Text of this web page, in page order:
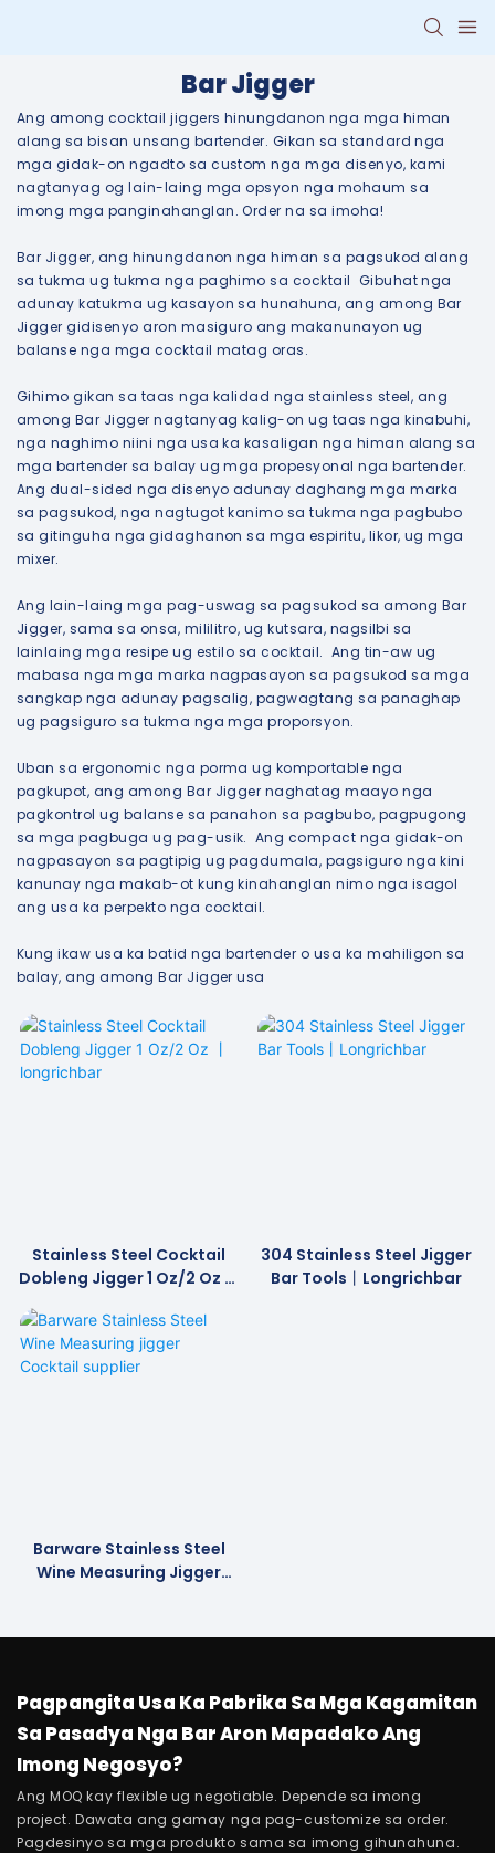
Bar Jigger
Ang among cocktail jiggers hinungdanon nga mga himan
alang sa bisan unsang bartender. Gikan sa standard nga
mga gidak-on ngadto sa custom nga mga disenyo, kami
nagtanyag og lain-laing mga opsyon nga mohaum sa
imong mga panginahanglan. Order na sa imoha!
Bar Jigger, ang hinungdanon nga himan sa pagsukod alang
sa tukma ug tukma nga paghimo sa cocktail Gibuhat nga
adunay katukma ug kasayon ​​sa hunahuna, ang among Bar
Jigger gidisenyo aron masiguro ang makanunayon ug
balanse nga mga cocktail matag oras.
Gihimo gikan sa taas nga kalidad nga stainless steel, ang
among Bar Jigger nagtanyag kalig-on ug taas nga kinabuhi,
nga naghimo niini nga usa ka kasaligan nga himan alang sa
mga bartender sa balay ug mga propesyonal nga bartender.
Ang dual-sided nga disenyo adunay daghang mga marka
sa pagsukod, nga nagtugot kanimo sa tukma nga pagbubo
sa gitinguha nga gidaghanon sa mga espiritu, likor, ug mga
mixer.
Ang lain-laing mga pag-uswag sa pagsukod sa among Bar
Jigger, sama sa onsa, mililitro, ug kutsara, nagsilbi sa
lainlaing mga resipe ug estilo sa cocktail. Ang tin-aw ug
mabasa nga mga marka nagpasayon ​​sa pagsukod sa mga
sangkap nga adunay pagsalig, pagwagtang sa panaghap
ug pagsiguro sa tukma nga mga proporsyon.
Uban sa ergonomic nga porma ug komportable nga
pagkupot, ang among Bar Jigger naghatag maayo nga
pagkontrol ug balanse sa panahon sa pagbubo, pagpugong
sa mga pagbuga ug pag-usik. Ang compact nga gidak-on
nagpasayon ​​sa pagtipig ug pagdumala, pagsiguro nga kini
kanunay nga makab-ot kung kinahanglan nimo nga isagol
ang usa ka perpekto nga cocktail.
Kung ikaw usa ka batid nga bartender o usa ka mahiligon sa
balay, ang among Bar Jigger usa
Stainless Steel Cocktail
Dobleng Jigger 1 Oz/2 Oz 丨
304 Stainless Steel Jigger
Bar Tools丨Longrichbar
Barware Stainless Steel
Wine Measuring Jigger
Pagpangita Usa Ka Pabrika Sa Mga Kagamitan
Sa Pasadya Nga Bar Aron Mapadako Ang
Imong Negosyo?
Ang MOQ kay flexible ug negotiable. Depende sa imong
project. Dawata ang gamay nga pag-customize sa order.
Pagdesinyo sa mga produkto sama sa imong gihunahuna.